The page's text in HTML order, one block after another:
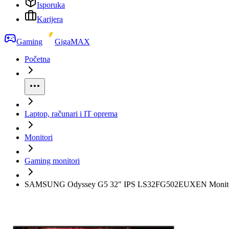
Isporuka
Karijera
Gaming
GigaMAX
Početna
Laptop, računari i IT oprema
Monitori
Gaming monitori
SAMSUNG Odyssey G5 32" IPS LS32FG502EUXEN